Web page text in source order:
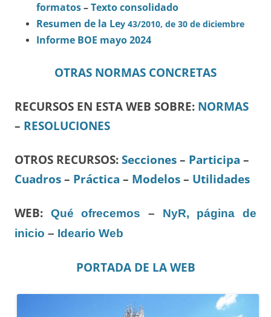
formatos–Texto consolidado
Resumen de la Ley 43/2010, de 30 de diciembre
Informe BOE mayo 2024
OTRAS NORMAS CONCRETAS
RECURSOS EN ESTA WEB SOBRE: NORMAS
– RESOLUCIONES
OTROS RECURSOS: Secciones – Participa –
Cuadros – Práctica – Modelos – Utilidades
WEB: Qué ofrecemos – NyR, página de
inicio – Ideario Web
PORTADA DE LA WEB